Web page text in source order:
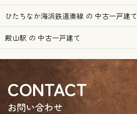
ひたちなか海浜鉄道湊線 の 中古一戸建て
殿山駅 の 中古一戸建て
CONTACT
お問い合わせ